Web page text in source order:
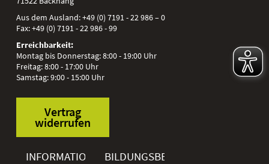
Aus dem Ausland:+49 (0) 7191 - 22 986 – 0
Fax:+49 (0) 7191 - 22 986 - 99
Erreichbarkeit:
Montag bis Donnerstag: 8:00 - 19:00 Uhr
Freitag: 8:00 - 17:00 Uhr
Samstag: 9:00 - 15:00 Uhr
Vertrag
widerrufen
INFORMATIONENBILDUNGSBEREICHE